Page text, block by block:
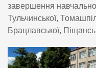
завершення
Тульчинської,
Брацлавської,